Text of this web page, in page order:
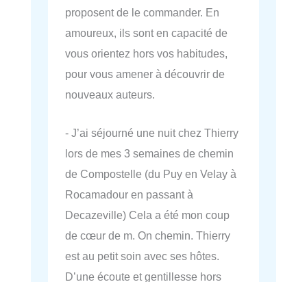
proposent de le commander. En
amoureux, ils sont en capacité de
vous orientez hors vos habitudes,
pour vous amener à découvrir de
nouveaux auteurs.
- J’ai séjourné une nuit chez Thierry
lors de mes 3 semaines de chemin
de Compostelle (du Puy en Velay à
Rocamadour en passant à
Decazeville) Cela a été mon coup
de cœur de m. On chemin. Thierry
est au petit soin avec ses hôtes.
D’une écoute et gentillesse hors